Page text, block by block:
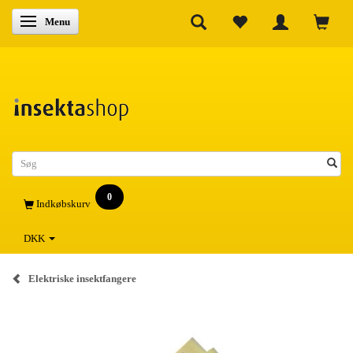
Skifte navigation
Menu
Indkøbskurv
0
DKK
Elektriske insektfangere